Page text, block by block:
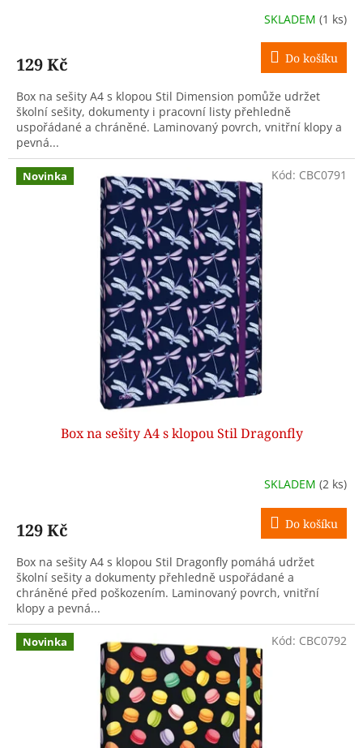
SKLADEM (1 ks)
129 Kč Do košíku
Box na sešity A4 s klopou Stil Dimension pomůže udržet
školní sešity, dokumenty i pracovní listy přehledně
uspořádané a chráněné. Laminovaný povrch, vnitřní klopy a
pevná...
Novinka
Box na sešity A4 s klopou Stil Dragonfly
SKLADEM (2 ks)
129 Kč Do košíku
Box na sešity A4 s klopou Stil Dragonfly pomáhá udržet
školní sešity a dokumenty přehledně uspořádané a
chráněné před poškozením. Laminovaný povrch, vnitřní
klopy a pevná...
Kód: CBC0791
Novinka Kód: CBC0792